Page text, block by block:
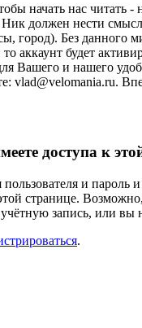
начать нас читать
должен нести
город). Без
аккаунт будет
Вашего и нашего
vlad@velomania.ru.
доступа к
и пароль
странице.
запись, или вы
.